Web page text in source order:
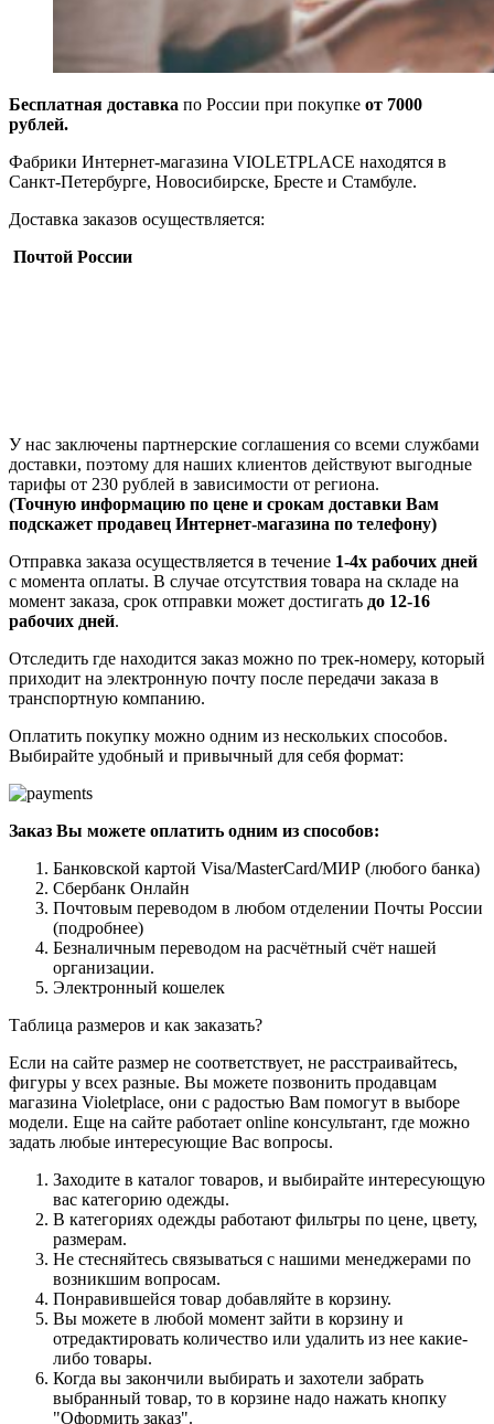
Бесплатная доставка по России при покупке от 7000
рублей.
Фабрики Интернет-магазина VIOLETPLACE находятся в
Санкт-Петербурге, Новосибирске, Бресте и Стамбуле.
Доставка заказов осуществляется:
Почтой России
У нас заключены партнерские соглашения со всеми службами
доставки, поэтому для наших клиентов действуют выгодные
тарифы от 230 рублей в зависимости от региона.
(Точную информацию по цене и срокам доставки Вам
подскажет продавец Интернет-магазина по телефону)
Отправка заказа осуществляется в течение 1-4х рабочих дней
с момента оплаты. В случае отсутствия товара на складе на
момент заказа, срок отправки может достигать до 12-16
рабочих дней.
Отследить где находится заказ можно по трек-номеру, который
приходит на электронную почту после передачи заказа в
транспортную компанию.
Оплатить покупку можно одним из нескольких способов.
Выбирайте удобный и привычный для себя формат:
Заказ Вы можете оплатить одним из способов:
Банковской картой Visa/MasterCard/МИР (любого банка)
Сбербанк Онлайн
Почтовым переводом в любом отделении Почты России
(подробнее)
Безналичным переводом на расчётный счёт нашей
организации.
Электронный кошелек
Таблица размеров и как заказать?
Если на сайте размер не соответствует, не расстраивайтесь,
фигуры у всех разные. Вы можете позвонить продавцам
магазина Violetplace, они с радостью Вам помогут в выборе
модели. Еще на сайте работает online консультант, где можно
задать любые интересующие Вас вопросы.
Заходите в каталог товаров, и выбирайте интересующую
вас категорию одежды.
В категориях одежды работают фильтры по цене, цвету,
размерам.
Не стесняйтесь связываться с нашими менеджерами по
возникшим вопросам.
Понравившейся товар добавляйте в корзину.
Вы можете в любой момент зайти в корзину и
отредактировать количество или удалить из нее какие-
либо товары.
Когда вы закончили выбирать и захотели забрать
выбранный товар, то в корзине надо нажать кнопку
"Оформить заказ".